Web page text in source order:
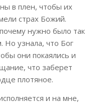
в плен, чтобы их
страх Божий.
нужно было так
Но узнала, что Бог
они покаялись и
что заберет
плотяное.
и на мне,